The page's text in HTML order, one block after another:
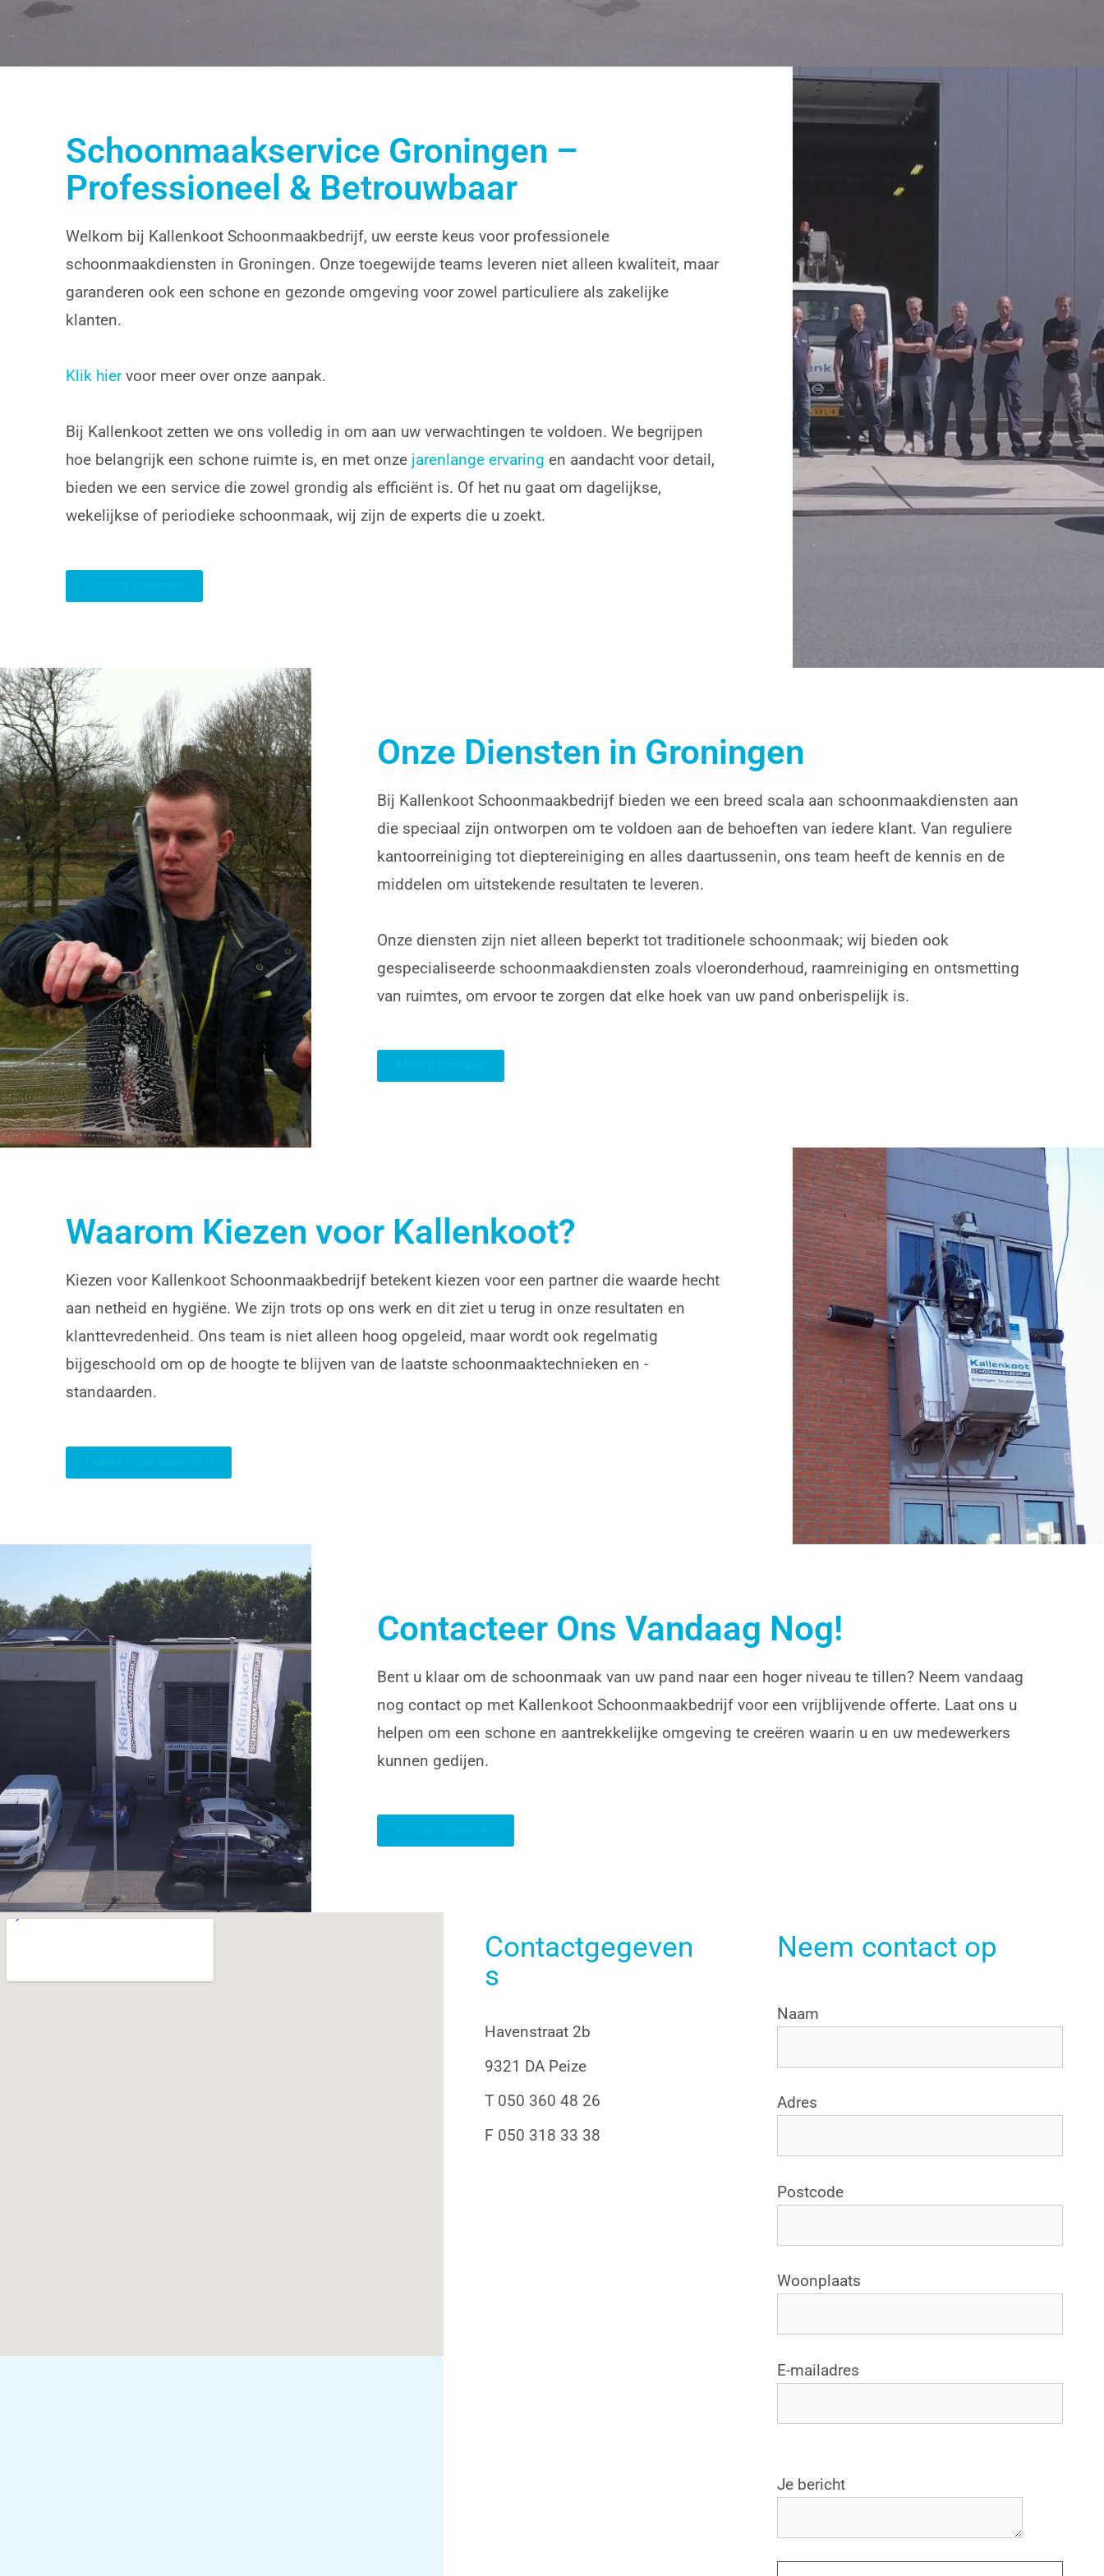
Groningen
Schoonmaakservice Groningen –
Professioneel & Betrouwbaar
Welkom bij Kallenkoot Schoonmaakbedrijf, uw eerste keus voor professionele
schoonmaakdiensten in Groningen. Onze toegewijde teams leveren niet alleen kwaliteit, maar
garanderen ook een schone en gezonde omgeving voor zowel particuliere als zakelijke
klanten.
Klik hiervoor meer over onze aanpak.
Bij Kallenkoot zetten we ons volledig in om aan uw verwachtingen te voldoen. We begrijpen
hoe belangrijk een schone ruimte is, en met onze jarenlange ervaring en aandacht voor detail,
bieden we een service die zowel grondig als efficiënt is. Of het nu gaat om dagelijkse,
wekelijkse of periodieke schoonmaak, wij zijn de experts die u zoekt.
Onze Diensten in Groningen
Bij Kallenkoot Schoonmaakbedrijf bieden we een breed scala aan schoonmaakdiensten aan
die speciaal zijn ontworpen om te voldoen aan de behoeften van iedere klant. Van reguliere
kantoorreiniging tot dieptereiniging en alles daartussenin, ons team heeft de kennis en de
middelen om uitstekende resultaten te leveren.
Onze diensten zijn niet alleen beperkt tot traditionele schoonmaak; wij bieden ook
gespecialiseerde schoonmaakdiensten zoals vloeronderhoud, raamreiniging en ontsmetting
van ruimtes, om ervoor te zorgen dat elke hoek van uw pand onberispelijk is.
Waarom Kiezen voor Kallenkoot?
Kiezen voor Kallenkoot Schoonmaakbedrijf betekent kiezen voor een partner die waarde hecht
aan netheid en hygiëne. We zijn trots op ons werk en dit ziet u terug in onze resultaten en
klanttevredenheid. Ons team is niet alleen hoog opgeleid, maar wordt ook regelmatig
bijgeschoold om op de hoogte te blijven van de laatste schoonmaaktechnieken en -
standaarden.
Contacteer Ons Vandaag Nog!
Bent u klaar om de schoonmaak van uw pand naar een hoger niveau te tillen? Neem vandaag
nog contact op met Kallenkoot Schoonmaakbedrijf voor een vrijblijvende offerte. Laat ons u
helpen om een schone en aantrekkelijke omgeving te creëren waarin u en uw medewerkers
kunnen gedijen.
Contactgegeven
s
Havenstraat 2b
9321 DA Peize
T 050 360 48 26
F 050 318 33 38
Neem contact op
Naam
Adres
Postcode
Woonplaats
E-mailadres
e
i
e
Je bericht